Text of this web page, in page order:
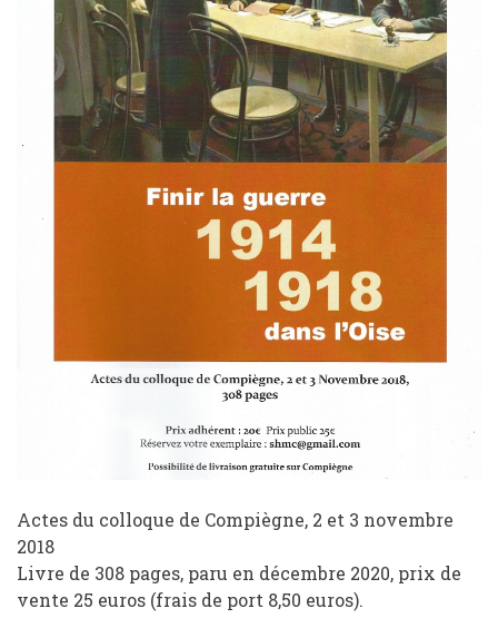
Actes du colloque de Compiègne, 2 et 3 novembre
2018
Livre de 308 pages, paru en décembre 2020, prix de
vente 25 euros (frais de port 8,50 euros).